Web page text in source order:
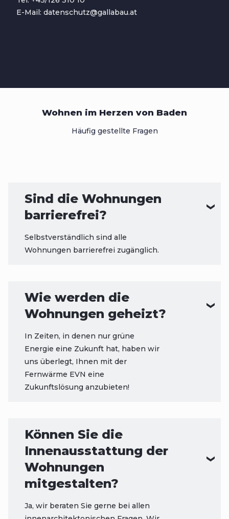
E-Mail: datenschutz@gallabau.at
Wohnen im Herzen von Baden
Häufig gestellte Fragen
Sind die Wohnungen
barrierefrei?
Selbstverständlich sind alle
Wohnungen barrierefrei zugänglich.
Wie werden die
Wohnungen geheizt?
In Zeiten, in denen nur grüne
Energie eine Zukunft hat, haben wir
uns überlegt, Ihnen mit der
Fernwärme EVN eine
Zukunftslösung anzubieten!
Können Sie die
Innenausstattung der
Wohnungen
mitgestalten?
Ja, wir beraten Sie gerne bei allen